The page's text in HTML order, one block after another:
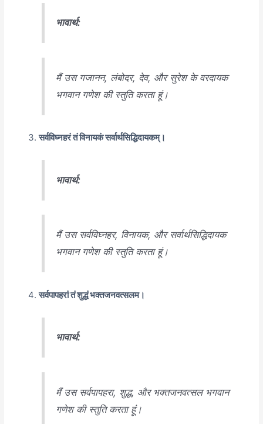
भावार्थ:
मैं उस गजानन, लंबोदर, देव, और सुरेश के वरदायक
भगवान गणेश की स्तुति करता हूं।
सर्वविघ्नहरं तं विनायकं सर्वार्थसिद्धिदायकम्।
भावार्थ:
मैं उस सर्वविघ्नहर, विनायक, और सर्वार्थसिद्धिदायक
भगवान गणेश की स्तुति करता हूं।
सर्वपापहरां तं शुद्धं भक्तजनवत्सलम।
भावार्थ:
मैं उस सर्वपापहरा, शुद्ध, और भक्तजनवत्सल भगवान
गणेश की स्तुति करता हूं।